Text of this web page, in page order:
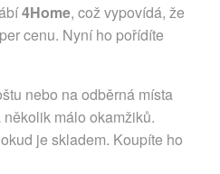
4Home, což vypovídá, že
cenu. Nyní ho pořídíte
nebo na odběrná místa
málo okamžiků.
je skladem. Koupíte ho